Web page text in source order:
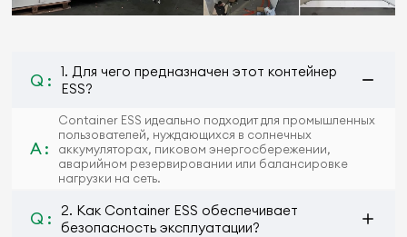
Q :
1. Для чего предназначен этот контейнер
ESS?
A :
Container ESS идеально подходит для промышленных
пользователей, нуждающихся в солнечных
аккумуляторах, пиковом энергосбережении,
аварийном резервировании или балансировке
нагрузки на сеть.
Q :
2. Как Container ESS обеспечивает
безопасность эксплуатации?